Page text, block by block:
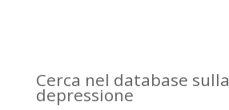
Cerca nel database sulla
depressione